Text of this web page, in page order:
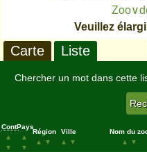
Veuillez
Carte Liste
Chercher un mot dans cette
Cont.
▲
▼
Pays
▲
▼
Région
▲
▼
Ville
▲
▼
Nom du
▲
▼